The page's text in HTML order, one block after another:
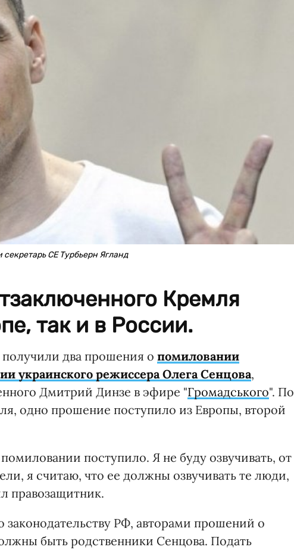
СЕ Турбьерн Ягланд
Кремля
так и в России.
два прошения о помиловании
украинского режиссера Олега Сенцова,
Дмитрий Динзе в эфире "Громадського". По
одно прошение поступило из Европы, второй
поступило. Я не буду озвучивать, от
я считаю, что ее должны озвучивать те люди,
правозащитник.
законодательству РФ, авторами прошений о
быть родственники Сенцова. Подать